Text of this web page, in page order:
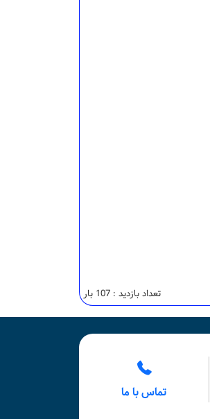
تعداد بازدید : 107 بار
تماس با ما